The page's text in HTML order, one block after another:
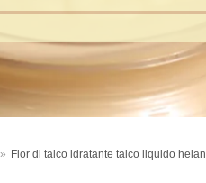
Fior di talco idratante talco liquido helan